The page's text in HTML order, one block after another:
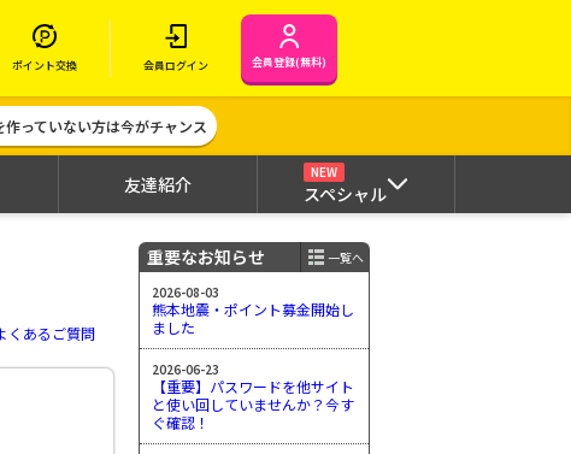
ポイント交換 会員ログイン 会員登録(無料)
っていない方は今がチャンス
友達紹介
NEW
スペシャル
くあるご質問
重要なお知らせ
一覧へ
2026-08-03
熊本地震・ポイント募金開始し
ました
2026-06-23
【重要】パスワードを他サイト
と使い回していませんか？今す
ぐ確認！